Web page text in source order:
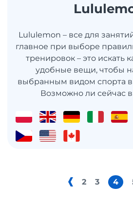
Lululemon – все для
главное при выборе
тренировок – это искать
удобные вещи, чтобы
выбранным видом спорта
Возможно ли сейчас
2 3 4